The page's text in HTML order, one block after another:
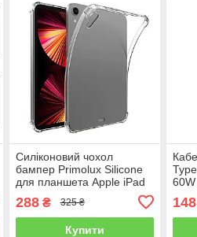
Силіконовий чохол
бампер Primolux Silicone
для планшета Apple iPad
(A2902/A2903/A2904) -
Clear
288₴ 325 ₴
Купити
148